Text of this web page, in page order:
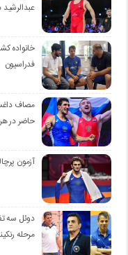
خانواده
فدراسیون
مصاف
حاضر در
آزمون
دوئل سه
مرحله